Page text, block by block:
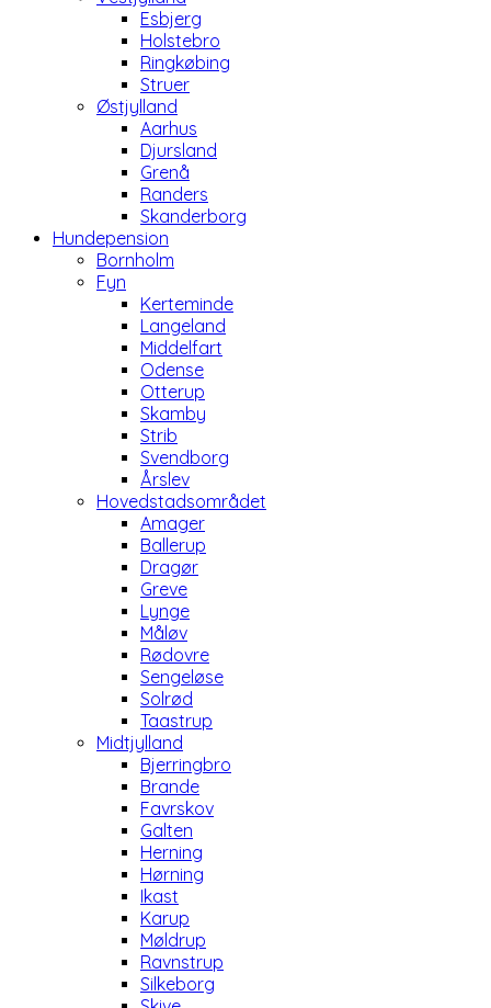
Esbjerg
Holstebro
Ringkøbing
Struer
Østjylland
Aarhus
Djursland
Grenå
Randers
Skanderborg
Hundepension
Bornholm
Fyn
Kerteminde
Langeland
Middelfart
Odense
Otterup
Skamby
Strib
Svendborg
Årslev
Hovedstadsområdet
Amager
Ballerup
Dragør
Greve
Lynge
Måløv
Rødovre
Sengeløse
Solrød
Taastrup
Midtjylland
Bjerringbro
Brande
Favrskov
Galten
Herning
Hørning
Ikast
Karup
Møldrup
Ravnstrup
Silkeborg